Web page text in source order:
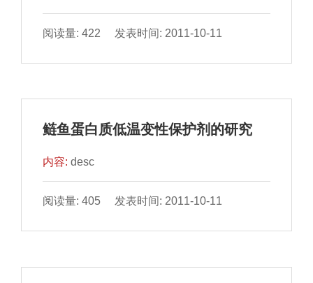
阅读量: 422 发表时间: 2011-10-11
鲢鱼蛋白质低温变性保护剂的研究
内容:desc
阅读量: 405 发表时间: 2011-10-11